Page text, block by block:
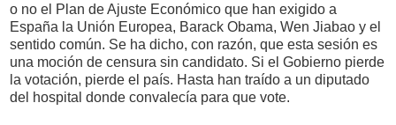
o no el Plan de Ajuste Económico que han exigido a
España la Unión Europea, Barack Obama, Wen Jiabao y el
sentido común. Se ha dicho, con razón, que esta sesión es
una moción de censura sin candidato. Si el Gobierno pierde
la votación, pierde el país. Hasta han traído a un diputado
del hospital donde convalecía para que vote.